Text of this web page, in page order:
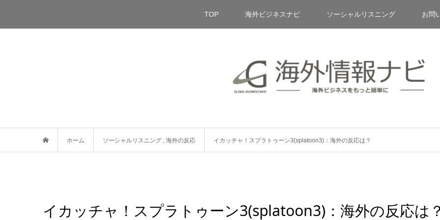
TOP 海外ビジネスナビ ソーシャルリスニング お問
ホーム ソーシャルリスニング , 海外の反応 イカッチャ！スプラトゥーン3(splatoon3)：海外の反応は？
イカッチャ！スプラトゥーン3(splatoon3)：海外の反応は？